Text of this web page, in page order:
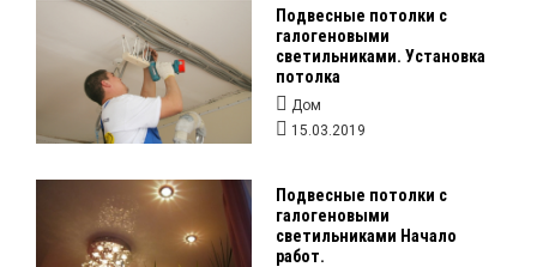
Подвесные потолки с
галогеновыми
светильниками. Установка
потолка
Дом
15.03.2019
Подвесные потолки с
галогеновыми
светильниками Начало
работ.